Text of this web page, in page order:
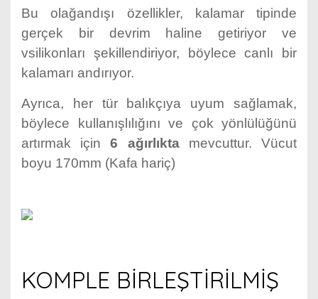
Bu olağandışı özellikler, kalamar tipinde
gerçek bir devrim haline getiriyor ve
vsilikonları şekillendiriyor, böylece canlı bir
kalamarı andırıyor.
Ayrıca, her tür balıkçıya uyum sağlamak,
böylece kullanışlılığını ve çok yönlülüğünü
artırmak için6 ağırlıktamevcuttur. Vücut
boyu 170mm (Kafa hariç)
KOMPLE BİRLEŞTİRİLMİŞ